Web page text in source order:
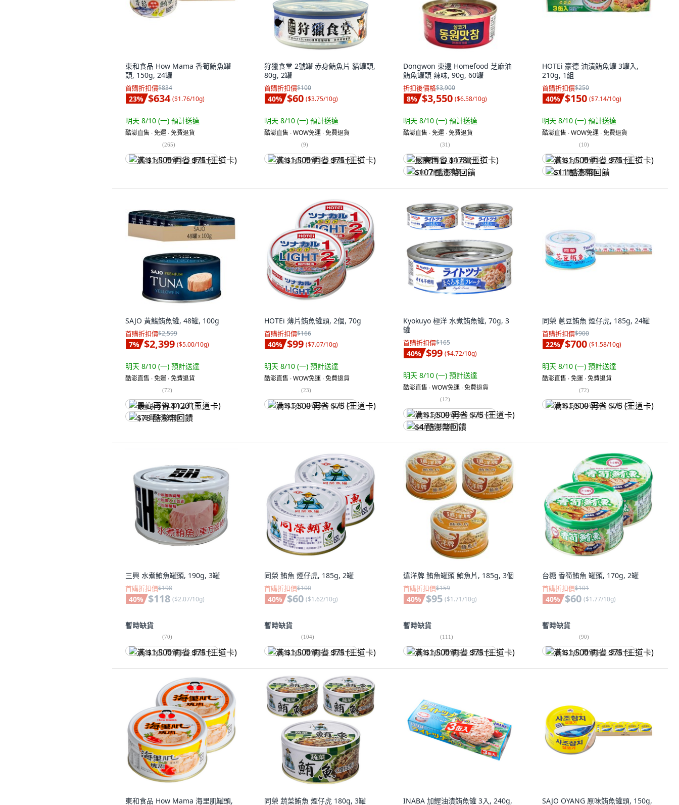
東和食品 How Mama 香筍鮪魚罐
頭, 150g, 24罐
首購折扣價$834
23% $634 ($1.76/10g)
明天 8/10 (一) 預計送達
酷澎直售 ∙ 免運 ∙ 免費退貨
(265)
满 $1,500 再省 $75 (王道卡)
狩獵食堂 2號罐 赤身鮪魚片 貓罐頭,
80g, 2罐
首購折扣價$100
40% $60 ($3.75/10g)
明天 8/10 (一) 預計送達
酷澎直售 ∙ WOW免運 ∙ 免費退貨
(9)
满 $1,500 再省 $75 (王道卡)
Dongwon 東遠 Homefood 芝麻油
鮪魚罐頭 辣味, 90g, 60罐
折扣後價格$3,900
8% $3,550 ($6.58/10g)
明天 8/10 (一) 預計送達
酷澎直售 ∙ 免運 ∙ 免費退貨
(31)
最高再省 $178 (王道卡)
$107 酷澎幣回饋
HOTEi 豪德 油漬鮪魚罐 3罐入,
210g, 1組
首購折扣價$250
40% $150 ($7.14/10g)
明天 8/10 (一) 預計送達
酷澎直售 ∙ WOW免運 ∙ 免費退貨
(10)
满 $1,500 再省 $75 (王道卡)
$11 酷澎幣回饋
SAJO 黃鰭鮪魚罐, 48罐, 100g
首購折扣價$2,599
7% $2,399 ($5.00/10g)
明天 8/10 (一) 預計送達
酷澎直售 ∙ 免運 ∙ 免費退貨
(72)
最高再省 $120 (王道卡)
$78 酷澎幣回饋
HOTEi 薄片鮪魚罐頭, 2個, 70g
首購折扣價$166
40% $99 ($7.07/10g)
明天 8/10 (一) 預計送達
酷澎直售 ∙ WOW免運 ∙ 免費退貨
(23)
满 $1,500 再省 $75 (王道卡)
Kyokuyo 極洋 水煮鮪魚罐, 70g, 3
罐
首購折扣價$165
40% $99 ($4.72/10g)
明天 8/10 (一) 預計送達
酷澎直售 ∙ WOW免運 ∙ 免費退貨
(12)
满 $1,500 再省 $75 (王道卡)
$4 酷澎幣回饋
同榮 蔥豆鮪魚 煙仔虎, 185g, 24罐
首購折扣價$900
22% $700 ($1.58/10g)
明天 8/10 (一) 預計送達
酷澎直售 ∙ 免運 ∙ 免費退貨
(72)
满 $1,500 再省 $75 (王道卡)
三興 水煮鮪魚罐頭, 190g, 3罐
首購折扣價$198
40% $118 ($2.07/10g)
暫時缺貨
(70)
满 $1,500 再省 $75 (王道卡)
同榮 鮪魚 煙仔虎, 185g, 2罐
首購折扣價$100
40% $60 ($1.62/10g)
暫時缺貨
(104)
满 $1,500 再省 $75 (王道卡)
遠洋牌 鮪魚罐頭 鮪魚片, 185g, 3個
首購折扣價$159
40% $95 ($1.71/10g)
暫時缺貨
(111)
满 $1,500 再省 $75 (王道卡)
台糖 香筍鮪魚 罐頭, 170g, 2罐
首購折扣價$101
40% $60 ($1.77/10g)
暫時缺貨
(90)
满 $1,500 再省 $75 (王道卡)
東和食品 How Mama 海里肌罐頭, 同榮 蔬菜鮪魚 煙仔虎 180g, 3罐 INABA 加鰹油漬鮪魚罐 3入, 240g, SAJO OYANG 原味鮪魚罐頭, 150g,